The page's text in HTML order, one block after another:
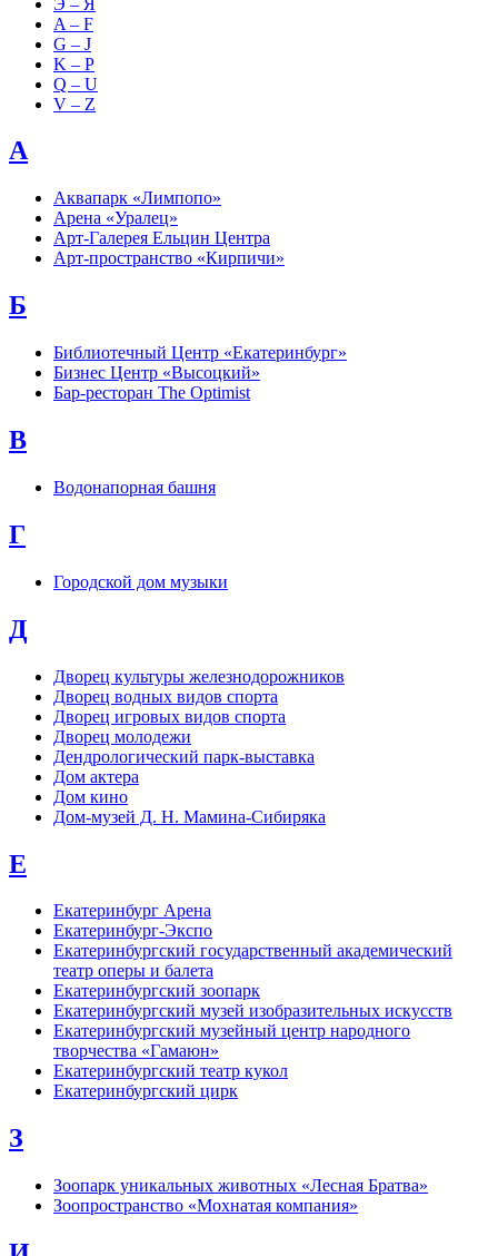
A – F
G – J
K – P
Q – U
V – Z
А
Аквапарк «Лимпопо»
Арена «Уралец»
Арт-Галерея Ельцин Центра
Арт-пространство «Кирпичи»
Б
Библиотечный Центр «Екатеринбург»
Бизнес Центр «Высоцкий»
Бар-ресторан The Optimist
В
Водонапорная башня
Г
Городской дом музыки
Д
Дворец культуры железнодорожников
Дворец водных видов спорта
Дворец игровых видов спорта
Дворец молодежи
Дендрологический парк-выставка
Дом актера
Дом кино
Дом-музей Д. Н. Мамина-Сибиряка
Е
Екатеринбург Арена
Екатеринбург-Экспо
Екатеринбургский государственный академический
театр оперы и балета
Екатеринбургский зоопарк
Екатеринбургский музей изобразительных искусств
Екатеринбургский музейный центр народного
творчества «Гамаюн»
Екатеринбургский театр кукол
Екатеринбургский цирк
З
Зоопарк уникальных животных «Лесная Братва»
Зоопространство «Мохнатая компания»